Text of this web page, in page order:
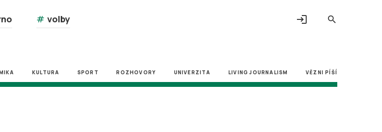
search
# volby login
KULTURA SPORT ROZHOVORY UNIVERZITA LIVING JOURNALISM VĚZNI PÍŠÍ